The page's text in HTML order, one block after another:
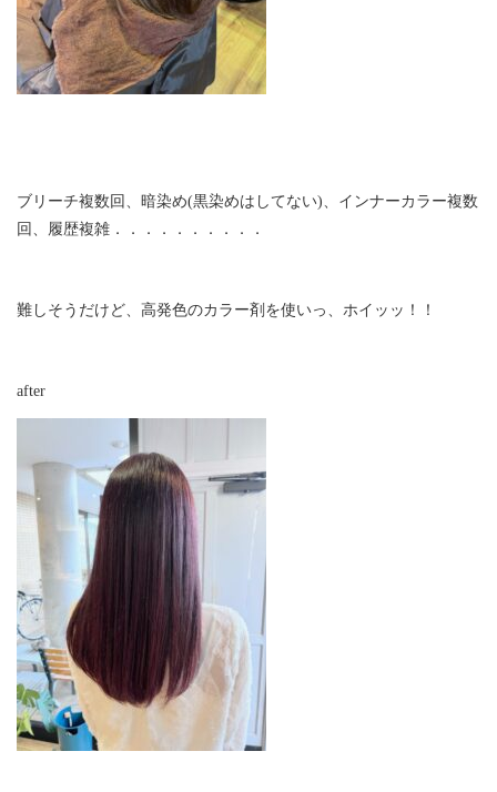
ブリーチ複数回、暗染め(黒染めはしてない)、インナーカラー複数
回、履歴複雑．．．．．．．．．．
難しそうだけど、高発色のカラー剤を使いっ、ホイッッ！！
after